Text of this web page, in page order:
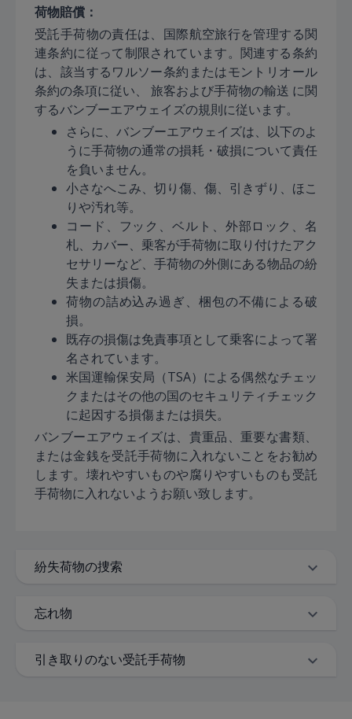
荷物賠償：
受託手荷物の責任は、国際航空旅行を管理する関
連条約に従って制限されています。関連する条約
は、該当するワルソー条約またはモントリオール
条約の条項に従い、 旅客および手荷物の輸送 に関
するバンブーエアウェイズの規則に従います。
さらに、バンブーエアウェイズは、以下のよ
うに手荷物の通常の損耗・破損について責任
を負いません。
小さなへこみ、切り傷、傷、引きずり、ほこ
りや汚れ等。
コード、フック、ベルト、外部ロック、名
札、カバー、乗客が手荷物に取り付けたアク
セサリーなど、手荷物の外側にある物品の紛
失または損傷。
荷物の詰め込み過ぎ、梱包の不備による破
損。
既存の損傷は免責事項として乗客によって署
名されています。
米国運輸保安局（TSA）による偶然なチェッ
クまたはその他の国のセキュリティチェック
に起因する損傷または損失。
バンブーエアウェイズは、貴重品、重要な書類、
または金銭を受託手荷物に入れないことをお勧め
します。壊れやすいものや腐りやすいものも受託
手荷物に入れないようお願い致します。
紛失荷物の捜索
忘れ物
引き取りのない受託手荷物